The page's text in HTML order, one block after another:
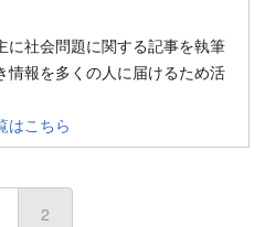
に社会問題に関する記事を執筆
情報を多くの人に届けるため活
はこちら
2